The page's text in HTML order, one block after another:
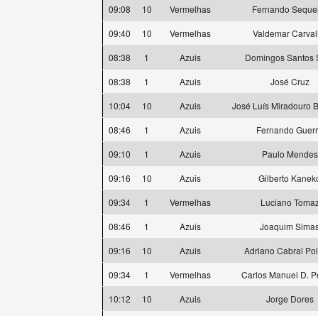
09:08
10 Vermelhas
Fernando
09:40
10 Vermelhas
Valdemar
08:38
1 Azuis
Domingos Santos
08:38
1 Azuis
José Cruz
10:04
10 Azuis
José Luís Miradouro
08:46
1 Azuis
Fernando
09:10
1 Azuis
Paulo Mendes
09:16
10 Azuis
Gilberto
09:34
1 Vermelhas
Luciano
08:46
1 Azuis
Joaquim
09:16
10 Azuis
Adriano Cabral
09:34
1 Vermelhas
Carlos Manuel D.
10:12
10 Azuis
Jorge Dores